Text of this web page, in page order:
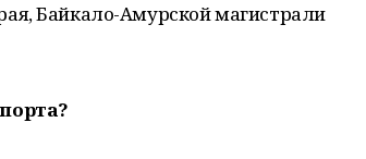
Байкало-Амурской магистрали